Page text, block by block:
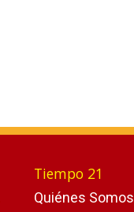
Tiempo 21
Quiénes Somos